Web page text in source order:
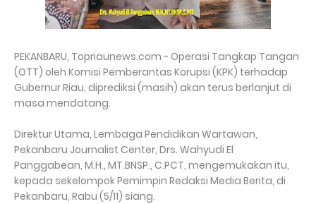
PEKANBARU, Topriaunews.com - Operasi Tangkap Tangan
(OTT) oleh Komisi Pemberantas Korupsi (KPK) terhadap
Gubernur Riau, diprediksi (masih) akan terus berlanjut di
masa mendatang.
Direktur Utama, Lembaga Pendidikan Wartawan,
Pekanbaru Journalist Center, Drs. Wahyudi El
Panggabean, M.H., MT.BNSP., C.PCT, mengemukakan itu,
kepada sekelompok Pemimpin Redaksi Media Berita, di
Pekanbaru, Rabu (5/11) siang.